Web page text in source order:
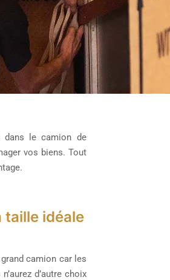
dans le camion de
vos biens. Tout
taille idéale
camion car les
d’autre choix